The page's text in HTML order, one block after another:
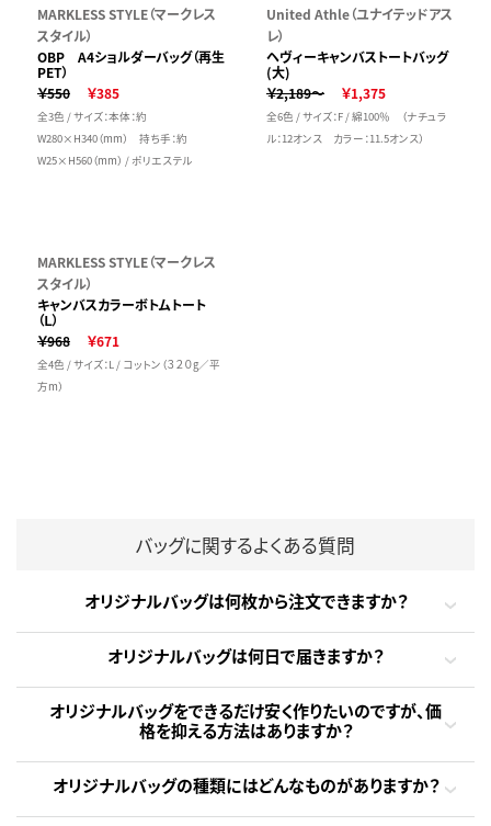
MARKLESS STYLE（マークレス
スタイル）
OBP A4ショルダーバッグ（再生
PET）
￥550
￥385
全3色 / サイズ：本体：約
W280×H340（mm） 持ち手：約
W25×H560（mm） / ポリエステル
United Athle（ユナイテッドアス
レ）
ヘヴィーキャンバストートバッグ
(大)
￥2,189～
￥1,375
全6色 / サイズ：F / 綿100％ （ナチュラ
ル：12オンス カラー：11.5オンス）
MARKLESS STYLE（マークレス
スタイル）
キャンバスカラーボトムトート
（Ｌ）
￥968
￥671
全4色 / サイズ：L / コットン（３２０g／平
方m）
バッグに関するよくある質問
オリジナルバッグは何枚から注文できますか？
オリジナルバッグは何日で届きますか？
オリジナルバッグをできるだけ安く作りたいのですが、価
格を抑える方法はありますか？
オリジナルバッグの種類にはどんなものがありますか？